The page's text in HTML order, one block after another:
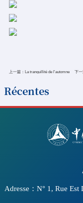
上一篇： La tranquillité de l'automne 下一
Récentes
2026-07-11
L’Université de
siège de
protection des
Adresse：N° 1, Rue